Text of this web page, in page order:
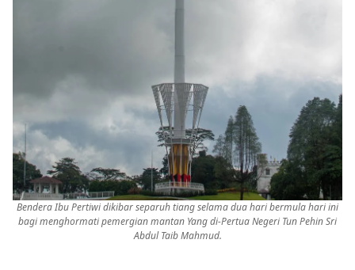
Bendera Ibu Pertiwi dikibar separuh tiang selama dua hari bermula hari ini
bagi menghormati pemergian mantan Yang di-Pertua Negeri Tun Pehin Sri
Abdul Taib Mahmud.